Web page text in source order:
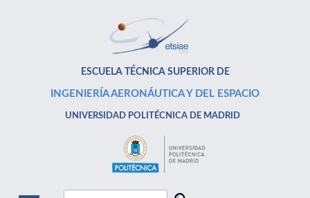
ESCUELA TÉCNICA SUPERIOR DE
INGENIERÍA AERONÁUTICA Y DEL ESPACIO
UNIVERSIDAD POLITÉCNICA DE MADRID